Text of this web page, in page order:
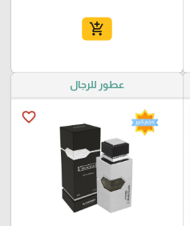
add_shopping_cart
عطور للرجال
favorite_border